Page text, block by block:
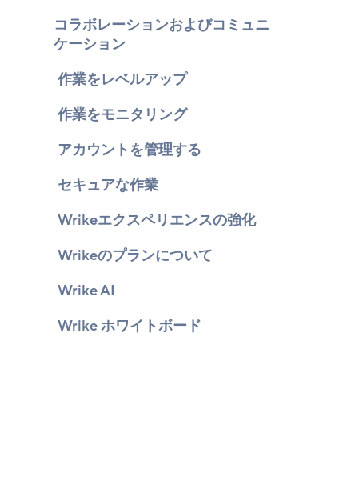
コラボレーションおよびコミュニ
ケーション
作業をレベルアップ
作業をモニタリング
アカウントを管理する
セキュアな作業
Wrikeエクスペリエンスの強化
Wrikeのプランについて
Wrike AI
Wrike ホワイトボード